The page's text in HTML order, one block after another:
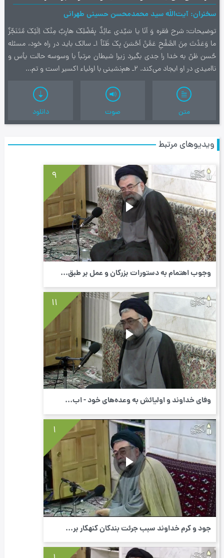
سخنران آیت‌اللَه سید محمدمحسن حسینی طهرانی
توضیحات شرح فقره وَ اَنَا يا سَيِّدى عائِذٌ بِفَضْلِكَ هارِبٌ مِنْكَ اِلَيْكَ مُتَنَجِّزٌ
ما وَعَدْتَ مِنَ الصَّفْحِ عَمَّنْ اَحْسَنَ بِكَ ظَنّاً 1ـ سالک باید در راه خود، مسئله
حُسن ظنّ به خدا را جدی بگیرد زیرا شیطان مرتباً با وسوسه حالت یأس و
ناامیدی در او ایجاد می‌کند. 2ـ هم‌نشینی با اولیاء اکسیر است و تم...
متن صوت دانلود
ویدیوهای مرتبط
9
وجوب اهتمام به دستورات بزرگان و عمل بر طبق...
11
وفای خداوند و اولیائش به وعده‌های خود - اب...
1
جود و کرم خداوند سبب جرئت بندگان گنهکار بر...